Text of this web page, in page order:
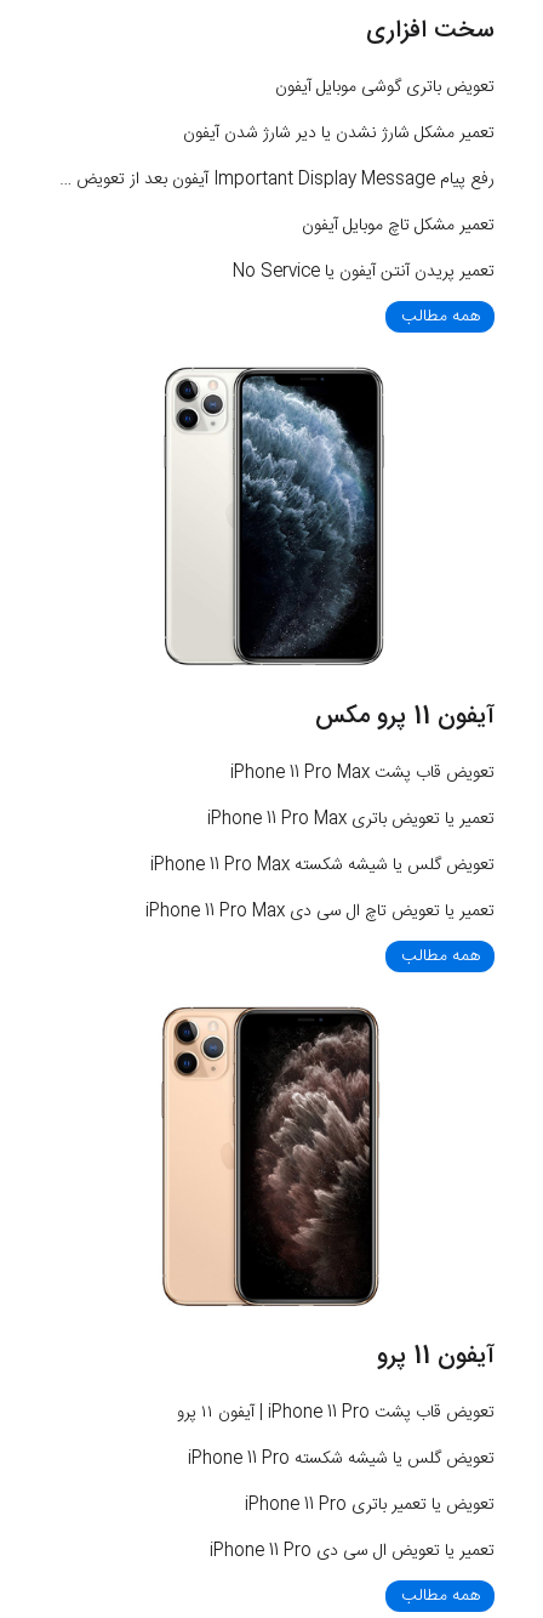
سخت افزاری
تعویض باتری گوشی موبایل آیفون
تعمیر مشکل شارژ نشدن یا دیر شارژ شدن آیفون
رفع پیام Important Display Message آیفون بعد از تعویض LCD
تعمیر مشکل تاچ موبایل آیفون
تعمیر پریدن آنتن آیفون یا No Service
همه مطالب
آیفون 11 پرو مکس
تعویض قاب پشت iPhone 11 Pro Max
تعمیر یا تعویض باتری iPhone 11 Pro Max
تعویض گلس یا شیشه شکسته iPhone 11 Pro Max
تعمیر یا تعویض تاچ ال سی دی iPhone 11 Pro Max
همه مطالب
آیفون 11 پرو
تعویض قاب پشت iPhone 11 Pro | آیفون ۱۱ پرو
تعویض گلس یا شیشه شکسته iPhone 11 Pro
تعویض یا تعمیر باتری iPhone 11 Pro
تعمیر یا تعویض ال سی دی iPhone 11 Pro
همه مطالب